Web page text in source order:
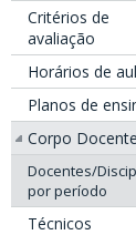
Critérios de
avaliação
Horários de
Planos de
Corpo Docente
Docentes/
por período
Técnicos